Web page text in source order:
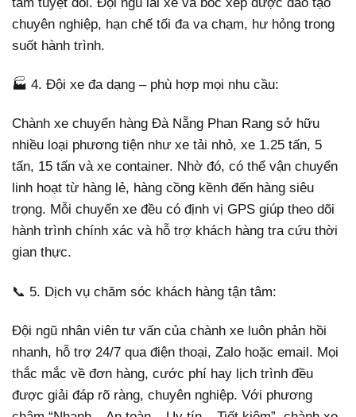
chuyên nghiệp, hạn chế tối đa va chạm, hư hỏng trong
suốt hành trình.
🏭 4. Đội xe đa dạng – phù hợp mọi nhu cầu:
Chành xe chuyển hàng Đà Nẵng Phan Rang sở hữu
nhiều loại phương tiện như xe tải nhỏ, xe 1.25 tấn, 5
tấn, 15 tấn và xe container. Nhờ đó, có thể vận chuyển
linh hoạt từ hàng lẻ, hàng cồng kềnh đến hàng siêu
trọng. Mỗi chuyến xe đều có định vị GPS giúp theo dõi
hành trình chính xác và hỗ trợ khách hàng tra cứu thời
gian thực.
📞 5. Dịch vụ chăm sóc khách hàng tận tâm:
Đội ngũ nhân viên tư vấn của chành xe luôn phản hồi
nhanh, hỗ trợ 24/7 qua điện thoại, Zalo hoặc email. Mọi
thắc mắc về đơn hàng, cước phí hay lịch trình đều
được giải đáp rõ ràng, chuyên nghiệp. Với phương